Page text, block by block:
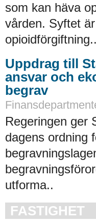
som kan häva
vården. Syftet
Uppdrag till
ansvar och
begrav
Regeringen ger
dagens ordning
utforma..
FASTIGHET